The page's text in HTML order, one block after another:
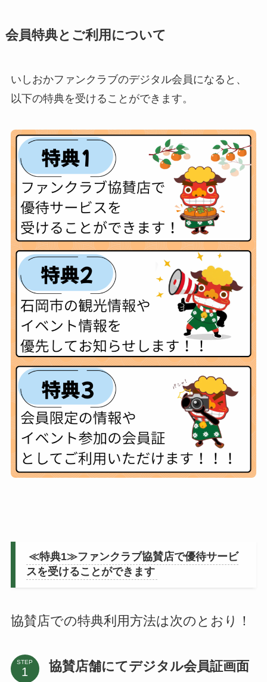
会員特典とご利用について
いしおかファンクラブのデジタル会員になると、
以下の特典を受けることができます。
≪特典1≫ファンクラブ協賛店で優待サービ
スを受けることができます
協賛店での特典利用方法は次のとおり！
STEP 協賛店舗にてデジタル会員証画面